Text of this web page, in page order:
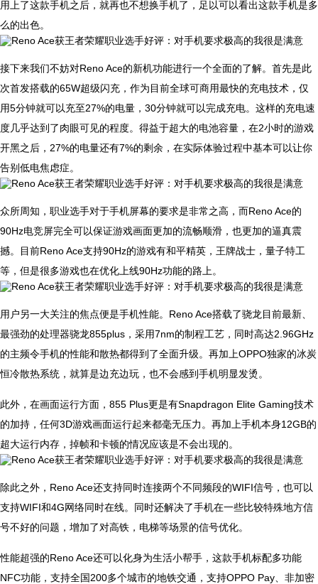
用上了这款手机之后，就再也不想换手机了，足以可以看出这款手机是多
么的出色。
接下来我们不妨对Reno Ace的新机功能进行一个全面的了解。首先是此
次首发搭载的65W超级闪充，作为目前全球可商用最快的充电技术，仅
用5分钟就可以充至27%的电量，30分钟就可以完成充电。这样的充电速
度几乎达到了肉眼可见的程度。得益于超大的电池容量，在2小时的游戏
开黑之后，27%的电量还有7%的剩余，在实际体验过程中基本可以让你
告别低电焦虑症。
众所周知，职业选手对于手机屏幕的要求是非常之高，而Reno Ace的
90Hz电竞屏完全可以保证游戏画面更加的流畅顺滑，也更加的逼真震
撼。目前Reno Ace支持90Hz的游戏有和平精英，王牌战士，量子特工
等，但是很多游戏也在优化上线90Hz功能的路上。
用户另一大关注的焦点便是手机性能。Reno Ace搭载了骁龙目前最新、
最强劲的处理器骁龙855plus，采用7nm的制程工艺，同时高达2.96GHz
的主频令手机的性能和散热都得到了全面升级。再加上OPPO独家的冰炭
恒冷散热系统，就算是边充边玩，也不会感到手机明显发烫。
此外，在画面运行方面，855 Plus更是有Snapdragon Elite Gaming技术
的加持，任何3D游戏画面运行起来都毫无压力。再加上手机本身12GB的
超大运行内存，掉帧和卡顿的情况应该是不会出现的。
除此之外，Reno Ace还支持同时连接两个不同频段的WIFI信号，也可以
支持WIFI和4G网络同时在线。同时还解决了手机在一些比较特殊地方信
号不好的问题，增加了对高铁，电梯等场景的信号优化。
性能超强的Reno Ace还可以化身为生活小帮手，这款手机标配多功能
NFC功能，支持全国200多个城市的地铁交通，支持OPPO Pay、非加密